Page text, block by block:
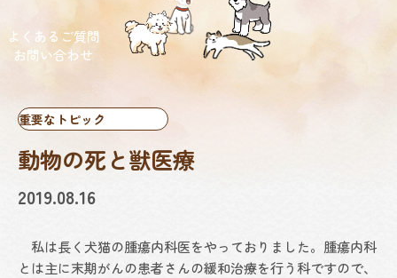
よくあるご質問
お問い合わせ
重要なトピック
動物の死と獣医療
2019.08.16
私は長く犬猫の腫瘍内科医をやっておりました。腫瘍内科
とは主に末期がんの患者さんの緩和治療を行う科ですので、